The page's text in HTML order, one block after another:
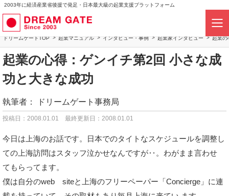
2003年に経済産業省後援で発足・日本最大級の起業支援プラットフォーム
ドリームゲートTOP 起業マニュアル インタビュー・事例 起業家インタビュー 起業の
起業の心得：ゲンイチ第2回 小さな成
功と大きな成功
執筆者： ドリームゲート事務局
投稿日：2008.01.01 最終更新日：2008.01.01
今日は上海のお話です。日本でのタイトなスケジュールを調整し
ての上海訪問はスタッフ泣かせなんですが‥。わがまま言わせ
てもらってます。
僕は自分のweb siteと上海のフリーペーパー「Concierge」に連